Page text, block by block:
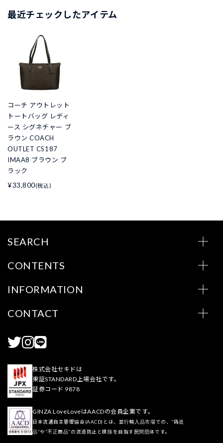
最近チェックしたアイテム
コーチ アウトレット
トートバッグ レディ
ース シグネチャー ブ
ラウン COACH
OUTLET CS187
IMAA8 ブラウン ブ
ラック
¥33,800(税込)
SEARCH
CONTENTS
INFORMATION
CONTACT
株式会社セキドは
東証STANDARD上場会社です。
証券コード 9878
GINZA LoveLoveはAACDの会員企業です。
日本流通自主管理協会(AACD)とは、並行輸入品市場での、“偽造
品”や“不正商品”の流通防止と排除を目指す民間団体です。